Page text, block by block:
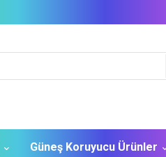
Güneş Koruyucu Ürünler